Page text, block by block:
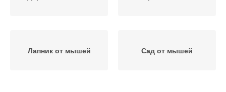
Лапник от мышей Сад от мышей